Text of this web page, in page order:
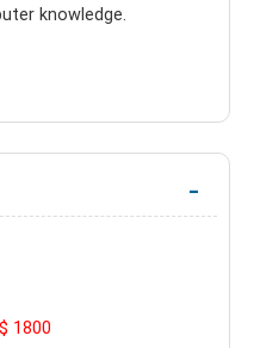
knowledge.
$ 1800